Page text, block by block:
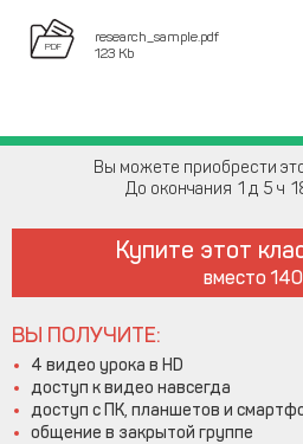
research_sample.pdf
123 Kb
Вы можете приобрести
До окончания 1 5
Купите этот
вместо
ВЫ ПОЛУЧИТЕ:
4 видео урока в HD
доступ к видео навсегда
доступ с ПК, планшетов и
общение в закрытой группе